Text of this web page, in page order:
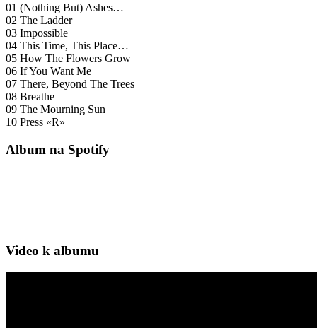
01 (Nothing But) Ashes…
02 The Ladder
03 Impossible
04 This Time, This Place…
05 How The Flowers Grow
06 If You Want Me
07 There, Beyond The Trees
08 Breathe
09 The Mourning Sun
10 Press «R»
Album na Spotify
Video k albumu